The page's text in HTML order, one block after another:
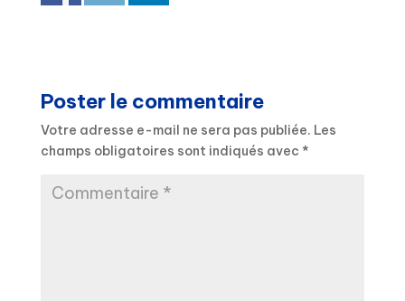
Poster le commentaire
Votre adresse e-mail ne sera pas publiée. Les
champs obligatoires sont indiqués avec *